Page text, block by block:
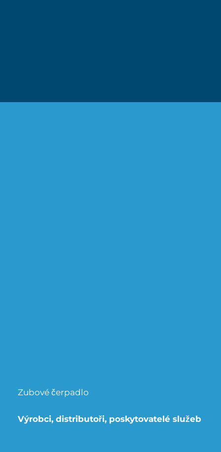
Zubové čerpadlo
Výrobci, distributoři, poskytovatelé služeb